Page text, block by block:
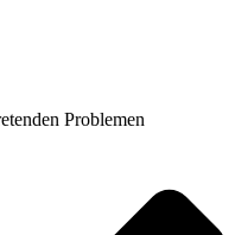
Problemen